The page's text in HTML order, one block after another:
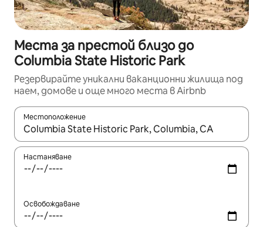
Места за престой близо до
Columbia State Historic Park
Резервирайте уникални ваканционни жилища под
наем, домове и още много места в Airbnb
Местоположение
Когато резултатите се покажат, използвайте
Настаняване
Освобождаване